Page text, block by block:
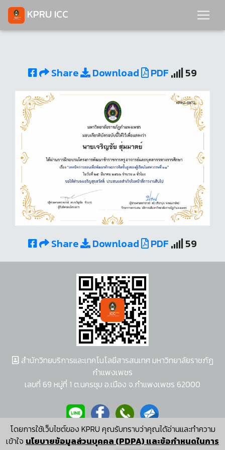
KPRU ICC
Share Download PDF 59
Share Download PDF 59
โดยการใช้เว็บไซต์ของ KPRU คุณรับทราบว่าคุณได้อ่านและทำความ
เข้าใจ นโยบายข้อมูลส่วนบุคคล (PDPA) และข้อกำหนดในการ
สำนักวิทยบริการและเทคโนโลยีสารสนเทศ มหาวิทยาลัยราชภัฏ
กำแพงเพชร
เลขที่ 69 หมู่ที่ 1 ต.นครชุม อ.เมือง จ.กำแพงเพชร 62000
ผู้พัฒนาระบบ อนุชา พวงผกา